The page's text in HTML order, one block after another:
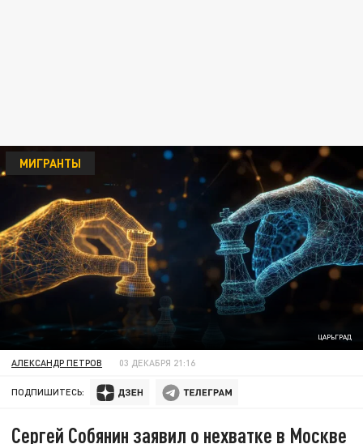
ЦАРЬГРАД
МИГРАНТЫ
АЛЕКСАНДР ПЕТРОВ 03 ДЕКАБРЯ 21:16
ПОДПИШИТЕСЬ:
Сергей Собянин заявил о нехватке в Москве